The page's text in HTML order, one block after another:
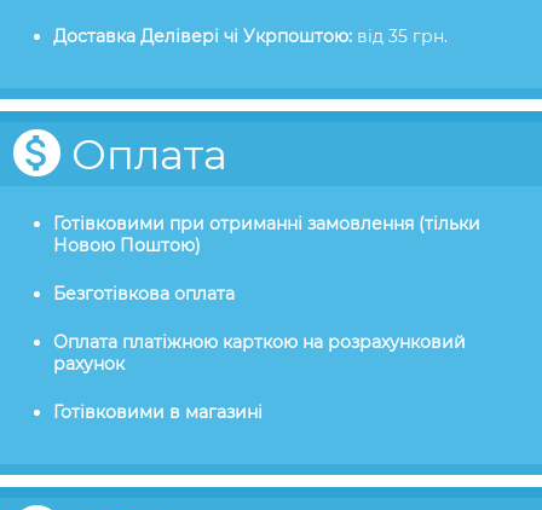
Доставка Делівері чі Укрпоштою: від 35 грн.
Оплата
Готівковими при отриманні замовлення (тільки
Новою Поштою)
Безготівкова оплата
Оплата платіжною карткою на розрахунковий
рахунок
Готівковими в магазині